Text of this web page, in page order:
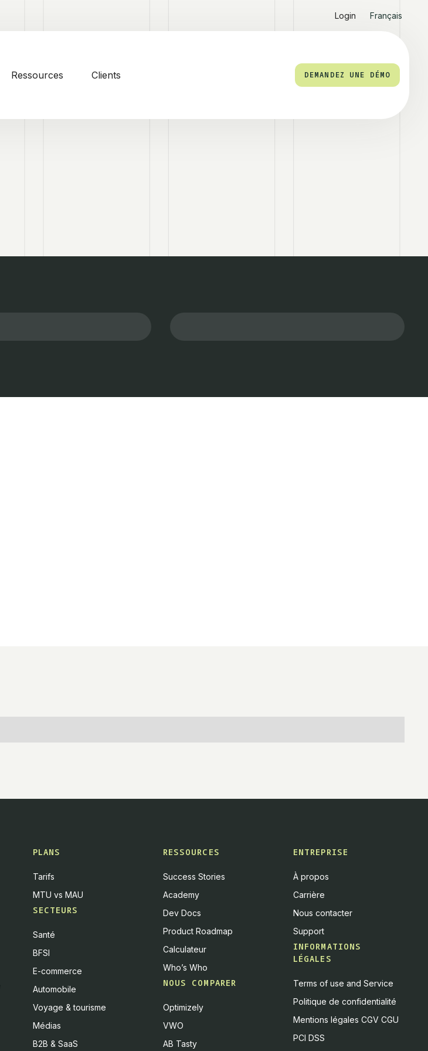
Login Français
Ressources Clients DEMANDEZ UNE DÉMO
PLANS
Tarifs
MTU vs MAU
SECTEURS
Santé
BFSI
E-commerce
Automobile
Voyage & tourisme
Médias
B2B & SaaS
RESSOURCES
Success Stories
Academy
Dev Docs
Product Roadmap
Calculateur
Who’s Who
NOUS COMPARER
Optimizely
VWO
AB Tasty
ENTREPRISE
À propos
Carrière
Nous contacter
Support
INFORMATIONS
LÉGALES
Terms of use and Service
Politique de confidentialité
Mentions légales CGV CGU
PCI DSS